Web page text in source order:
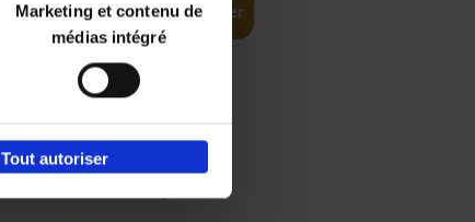
Marketing et contenu de
médias intégré
Tout autoriser
Ajouter au panier
€34,99